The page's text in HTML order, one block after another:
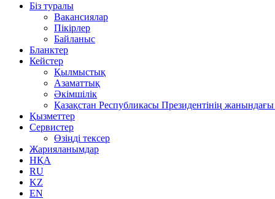
Біз туралы
Вакансиялар
Пікірлер
Байланыс
Бланктер
Кейстер
Қылмыстық
Азаматтық
Әкімшілік
Қазақстан Республикасы Президентінің
Қызметтер
Сервистер
Өзіңді тексер
Жарияланымдар
НҚА
RU
KZ
EN